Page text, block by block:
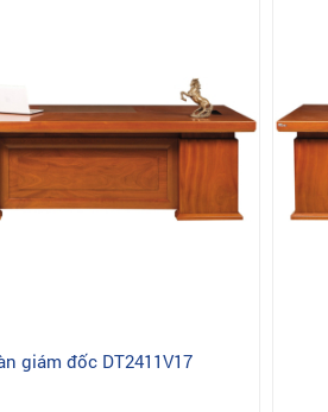
giám đốc DT2411V17